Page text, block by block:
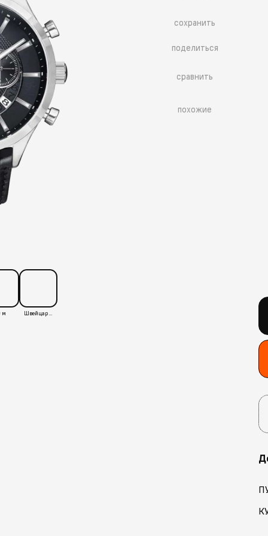
м
сохранить
поделиться
сравнить
похожие